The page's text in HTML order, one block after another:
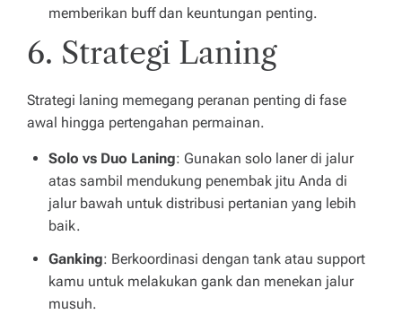
memberikan buff dan keuntungan penting.
6. Strategi Laning
Strategi laning memegang peranan penting di fase
awal hingga pertengahan permainan.
Solo vs Duo Laning: Gunakan solo laner di jalur
atas sambil mendukung penembak jitu Anda di
jalur bawah untuk distribusi pertanian yang lebih
baik.
Ganking: Berkoordinasi dengan tank atau support
kamu untuk melakukan gank dan menekan jalur
musuh.